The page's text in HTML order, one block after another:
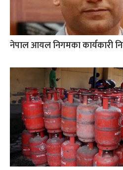
नेपाल आयल निगमका कार्यकारी